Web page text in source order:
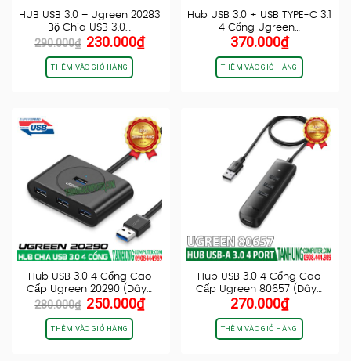
HUB USB 3.0 – Ugreen 20283
Bộ Chia USB 3.0…
290.000₫ Giá
gốc
là:
290.000₫.
230.000₫Giá
hiện
THÊM VÀO GIỎ HÀNG
Hub USB 3.0 + USB TYPE-C 3.1
4 Cổng Ugreen…
370.000₫
THÊM VÀO GIỎ HÀNG
Hub USB 3.0 4 Cổng Cao
Cấp Ugreen 20290 (Dây…
280.000₫ Giá
gốc
là:
280.000₫.
250.000₫Giá
hiện
THÊM VÀO GIỎ HÀNG
Hub USB 3.0 4 Cổng Cao
Cấp Ugreen 80657 (Dây…
270.000₫
THÊM VÀO GIỎ HÀNG